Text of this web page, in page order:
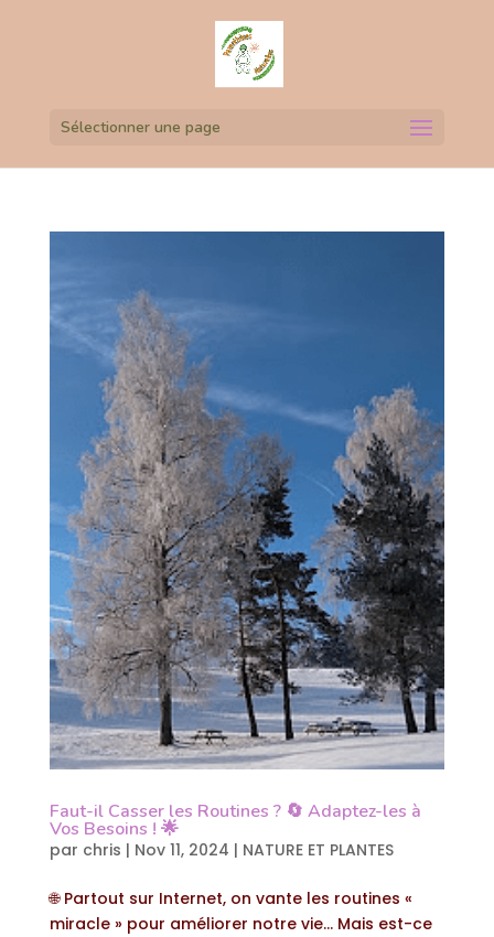
Sélectionner une page
Faut-il Casser les Routines ? 🔄 Adaptez-les à
Vos Besoins ! 🌟
par chris | Nov 11, 2024 | NATURE ET PLANTES
🌐 Partout sur Internet, on vante les routines «
miracle » pour améliorer notre vie… Mais est-ce